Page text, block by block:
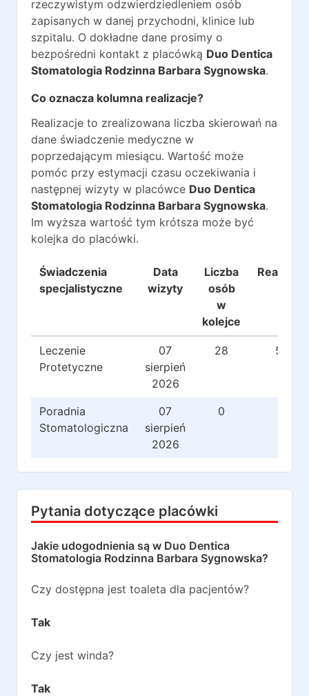
rzeczywistym odzwierdziedleniem osób
zapisanych w danej przychodni, klinice lub
szpitalu. O dokładne dane prosimy o
bezpośredni kontakt z placówką Duo Dentica
Stomatologia Rodzinna Barbara Sygnowska.
Co oznacza kolumna realizacje?
Realizacje to zrealizowana liczba skierowań na
dane świadczenie medyczne w
poprzedającym miesiącu. Wartość może
pomóc przy estymacji czasu oczekiwania i
następnej wizyty w placówce Duo Dentica
Stomatologia Rodzinna Barbara Sygnowska.
Im wyższa wartość tym krótsza może być
kolejka do placówki.
Świadczenia
specjalistyczne
Data
wizyty
Liczba
osób
w
kolejce
Leczenie
Protetyczne
07
sierpień
2026
28 519
Poradnia
Stomatologiczna
07
sierpień
2026
0
Pytania dotyczące placówki
Jakie udogodnienia są w Duo Dentica
Stomatologia Rodzinna Barbara Sygnowska?
Czy dostępna jest toaleta dla pacjentów?
Tak
Czy jest winda?
Tak